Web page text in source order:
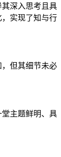
深入思考且具
实现了知与行
但其细节未必
主题鲜明、具